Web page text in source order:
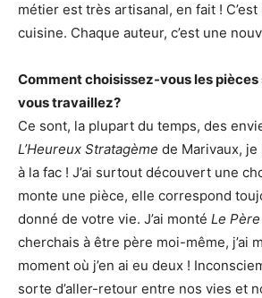
métier est très artisanal, en fait !
cuisine. Chaque auteur, c’est une
Comment choisissez-vous les pièces
vous travaillez?
Ce sont, la plupart du temps, des
L’Heureux Stratagème de Marivaux, je
à la fac ! J’ai surtout découvert une
monte une pièce, elle correspond
donné de votre vie. J’ai monté Le Père
cherchais à être père moi-même, j’ai
moment où j’en ai eu deux !
sorte d’aller-retour entre nos vies et